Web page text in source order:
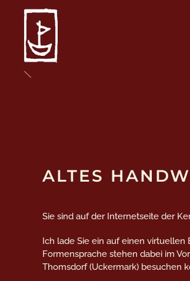
ALTES
Sie sind auf der Internetseite der
Ich lade Sie ein auf einen
Formensprache stehen dabei im
Thomsdorf (Uckermark) besuchen